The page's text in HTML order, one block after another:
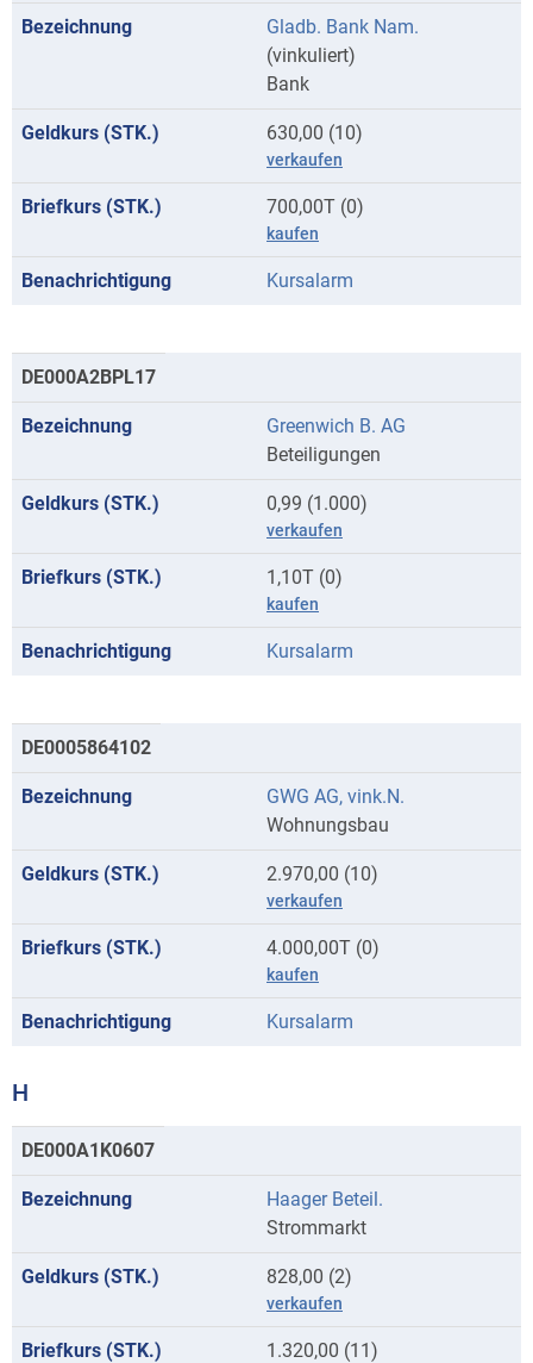
Gladb. Bank Nam.
(vinkuliert)
Bank
630,00 (10)
verkaufen
700,00T (0)
kaufen
Kursalarm
DE000A2BPL17
Greenwich B. AG
Beteiligungen
0,99 (1.000)
verkaufen
1,10T (0)
kaufen
Kursalarm
DE0005864102
GWG AG, vink.N.
Wohnungsbau
2.970,00 (10)
verkaufen
4.000,00T (0)
kaufen
Kursalarm
H
Kurse
mit
Anfangsbuchstaben
DE000A1K0607
Haager Beteil.
Strommarkt
828,00 (2)
verkaufen
1.320,00 (11)